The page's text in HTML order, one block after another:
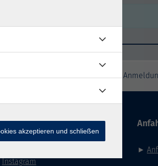
Datenschutzhinweise zur
Media
Instagram
►
akzeptieren und schließen